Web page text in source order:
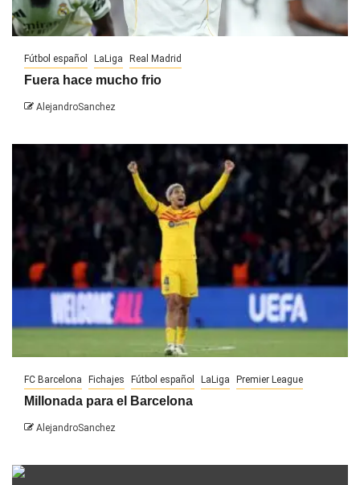
Fútbol español LaLiga Real Madrid
Fuera hace mucho frio
AlejandroSanchez
FC Barcelona Fichajes Fútbol español LaLiga Premier League
Millonada para el Barcelona
AlejandroSanchez